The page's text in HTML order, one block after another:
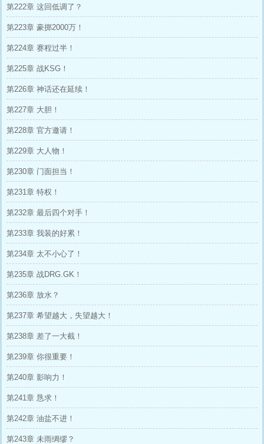
第222章 这回低调了？
第223章 豪掷2000万！
第224章 赛程过半！
第225章 战KSG！
第226章 神话还在延续！
第227章 大胆！
第228章 官方邀请！
第229章 大人物！
第230章 门面担当！
第231章 特权！
第232章 最后四个对手！
第233章 我装的好累！
第234章 太不小心了！
第235章 战DRG.GK！
第236章 放水？
第237章 希望越大，失望越大！
第238章 差了一大截！
第239章 你很重要！
第240章 影响力！
第241章 恳求！
第242章 油盐不进！
第243章 未雨绸缪？